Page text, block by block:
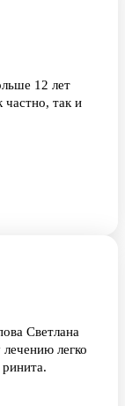
12 лет
так и
Светлана
легко